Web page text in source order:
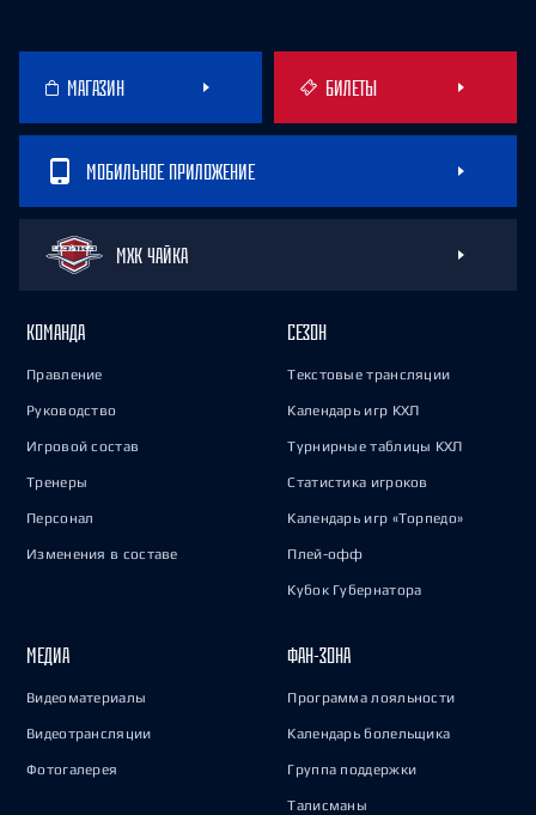
МАГАЗИН БИЛЕТЫ
МОБИЛЬНОЕ ПРИЛОЖЕНИЕ
МХК ЧАЙКА
КОМАНДА
Правление
Руководство
Игровой состав
Тренеры
Персонал
Изменения в составе
СЕЗОН
Текстовые трансляции
Календарь игр КХЛ
Турнирные таблицы КХЛ
Статистика игроков
Календарь игр «Торпедо»
Плей-офф
Кубок Губернатора
МЕДИА
Видеоматериалы
Видеотрансляции
Фотогалерея
ФАН-ЗОНА
Программа лояльности
Календарь болельщика
Группа поддержки
Талисманы